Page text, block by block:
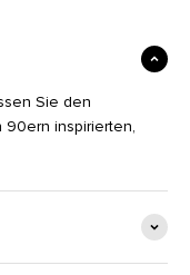
Sie den
90ern inspirierten,